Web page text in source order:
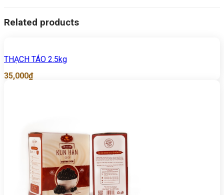
Related products
THẠCH TÁO 2.5kg
35,000₫